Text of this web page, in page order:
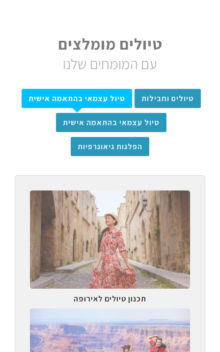
טיולים מומלצים
עם המומחים שלנו
טיולים וחבילות טיול עצמאי בהתאמה אישית
טיול עצמאי בהתאמה אישית
הפלגות גיאוגרפיות
תכנון טיולים לאירופה